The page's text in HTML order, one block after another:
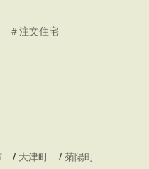
＃注文住宅
/ 大津町 / 菊陽町